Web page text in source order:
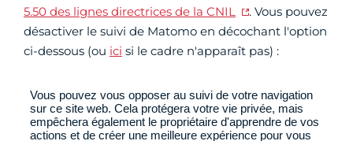
5.50 des lignes directrices de la CNIL
. Vous pouvez
désactiver le suivi de Matomo en décochant l'option
ci-dessous (ou ici si le cadre n'apparaît pas) :